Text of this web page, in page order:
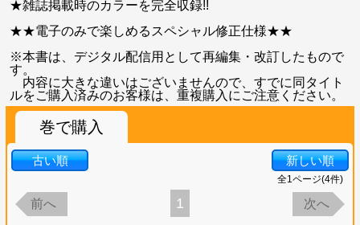
★雑誌掲載時のカラーを完全収録!!
★★電子のみで楽しめるスペシャル修正仕様★★
※本書は、デジタル配信用として再編集・改訂したもので
す。
内容に大きな違いはございませんので、すでに同タイト
ルをご購入済みのお客様は、重複購入にご注意ください。
巻で購入
古い順 新しい順
全1ページ(4件)
前へ 1 次へ